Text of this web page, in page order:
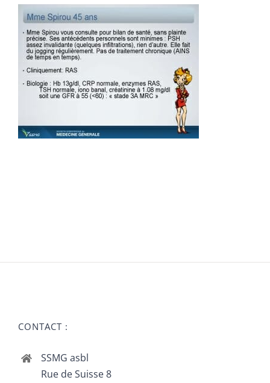
CONTACT :
SSMG asbl
Rue de Suisse 8